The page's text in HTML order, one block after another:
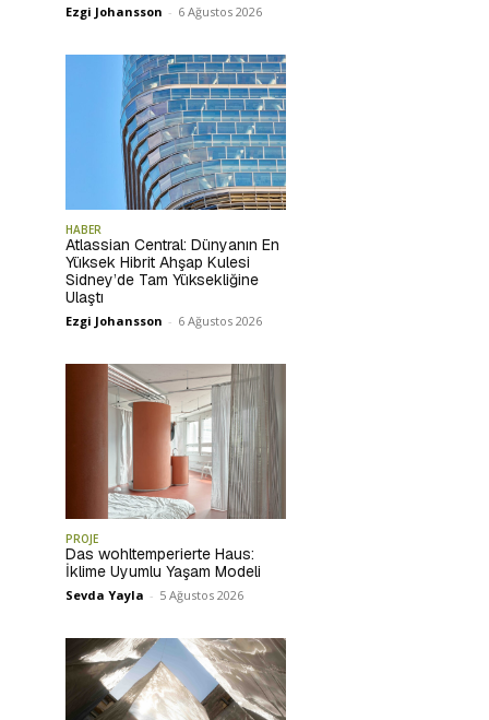
Ezgi Johansson - 6 Ağustos 2026
HABER
Atlassian Central: Dünyanın En
Yüksek Hibrit Ahşap Kulesi
Sidney’de Tam Yüksekliğine
Ulaştı
Ezgi Johansson - 6 Ağustos 2026
PROJE
Das wohltemperierte Haus:
İklime Uyumlu Yaşam Modeli
Sevda Yayla - 5 Ağustos 2026